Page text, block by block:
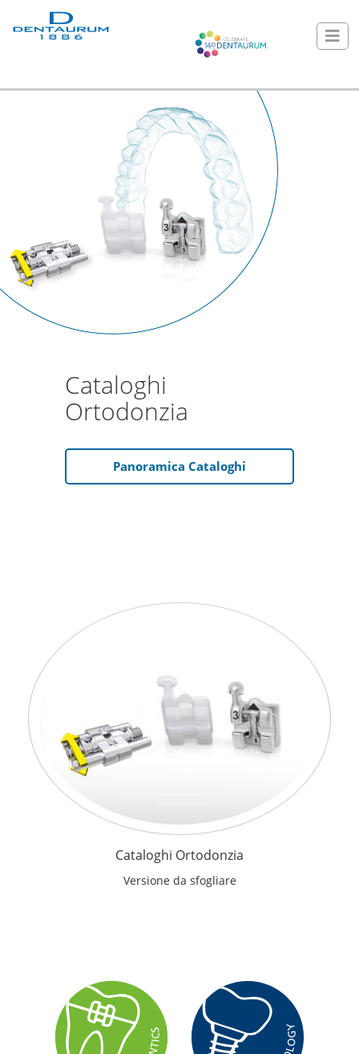
Cataloghi
Ortodonzia
Panoramica Cataloghi
Cataloghi Ortodonzia
Versione da sfogliare